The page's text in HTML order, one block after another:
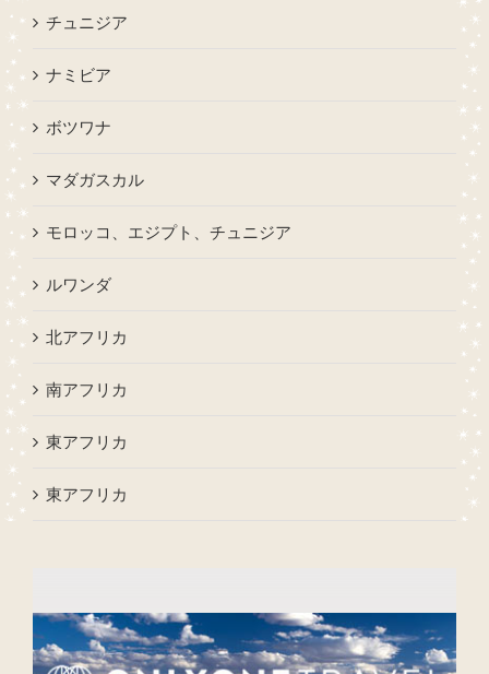
チュニジア
ナミビア
ボツワナ
マダガスカル
モロッコ、エジプト、チュニジア
ルワンダ
北アフリカ
南アフリカ
東アフリカ
東アフリカ